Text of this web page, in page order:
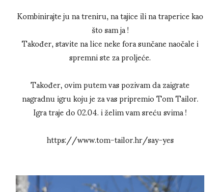
Kombinirajte ju na treniru, na tajice ili na traperice kao
što sam ja !
Također, stavite na lice neke fora sunčane naočale i
spremni ste za proljeće.
Također, ovim putem vas pozivam da zaigrate
nagradnu igru koju je za vas pripremio Tom Tailor.
Igra traje do 02.04. i želim vam sreću svima !
https://www.tom-tailor.hr/say-yes